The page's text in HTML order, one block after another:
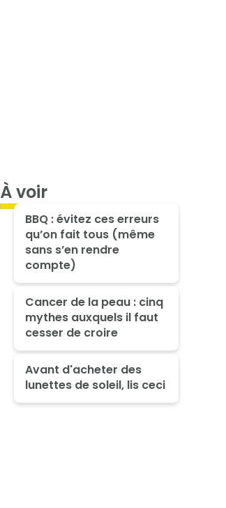
À voir
BBQ : évitez ces erreurs
qu’on fait tous (même
sans s’en rendre
compte)
Cancer de la peau : cinq
mythes auxquels il faut
cesser de croire
Avant d'acheter des
lunettes de soleil, lis ceci